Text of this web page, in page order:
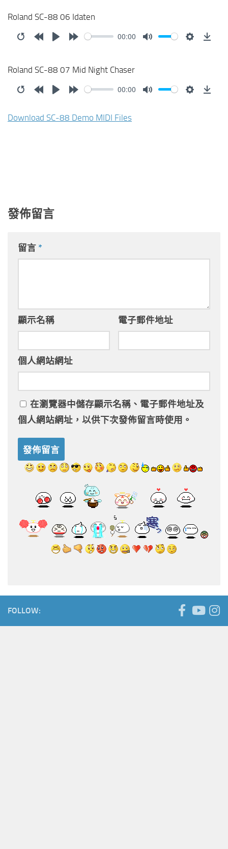
Roland SC-88 06 Idaten
00:00
Roland SC-88 07 Mid Night Chaser
10s
10s
00:00
Download SC-88 Demo MIDI Files
發佈留言
留言 *
顯示名稱 電子郵件地址
個人網站網址
在瀏覽器中儲存顯示名稱、電子郵件地址及
個人網站網址，以供下次發佈留言時使用。
FOLLOW: